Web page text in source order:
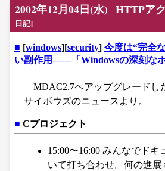
2002年12月04日(水) HTTPア
日記]
■ [windows][security] 今度は“完全
い副作用――「Windowsの深刻な
MDAC2.7へアップグレードし
サイボウズのニュースより。
■ Cプロジェクト
15:00〜16:00 みんなでドキ
いて打ち合わせ。何の進展